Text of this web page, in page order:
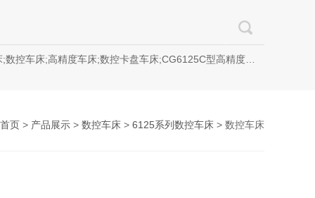
盘车床;CG6125C型高精度车床;CM6125C型精密车床;CM0620型精密仪表车床;320规格以下斜床身精密数控车床，200规格精密外圆磨床，立、卧加工中心，齿轮机床
页 > 产品展示 > 数控车床 > 6125系列数控车床 > 数控车床